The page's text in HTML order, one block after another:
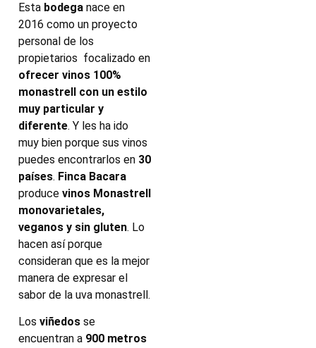
Esta bodega nace en
2016 como un proyecto
personal de los
propietarios focalizado en
ofrecer vinos 100%
monastrell con un estilo
muy particular y
diferente. Y les ha ido
muy bien porque sus vinos
puedes encontrarlos en 30
países. Finca Bacara
produce vinos Monastrell
monovarietales,
veganos y sin gluten. Lo
hacen así porque
consideran que es la mejor
manera de expresar el
sabor de la uva monastrell.
Los viñedos se
encuentran a 900 metros